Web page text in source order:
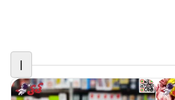
|